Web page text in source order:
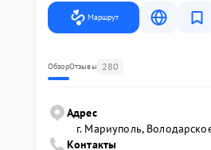
Маршрут
ОбзорОтзывы 280
Адрес
г. Мариуполь,
Контакты